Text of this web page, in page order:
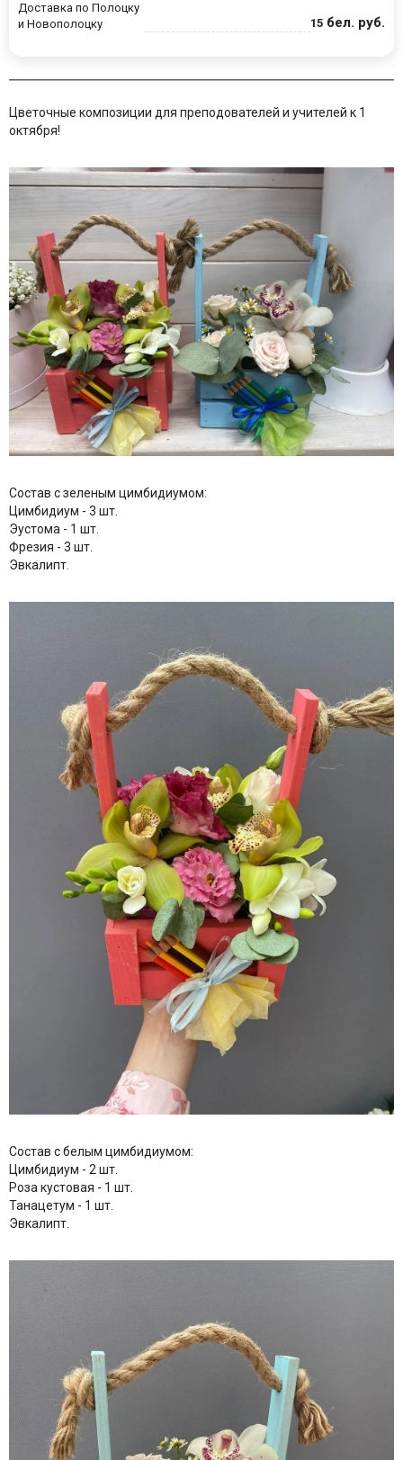
Доставка по Полоцку
и Новополоцку
15 бел. руб.
Цветочные композиции для преподователей и учителей к 1
октября!
Состав с зеленым цимбидиумом:
Цимбидиум - 3 шт.
Эустома - 1 шт.
Фрезия - 3 шт.
Эвкалипт.
Состав с белым цимбидиумом:
Цимбидиум - 2 шт.
Роза кустовая - 1 шт.
Танацетум - 1 шт.
Эвкалипт.